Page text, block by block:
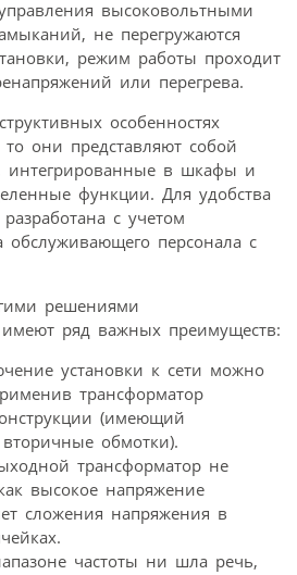
высоковольтными
не перегружаются
режим работы проходит
или перегрева.
особенностях
они представляют собой
интегрированные в шкафы и
функции. Для удобства
с учетом
обслуживающего персонала с
решениями
ряд важных преимуществ:
установки к сети можно
трансформатор
(имеющий
обмотки).
трансформатор не
высокое напряжение
сложения напряжения в
частоты ни шла речь,